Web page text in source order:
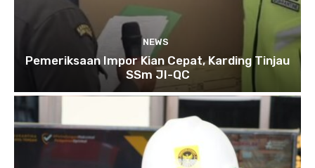
NEWS
Pemeriksaan Impor Kian Cepat, Karding Tinjau
SSm JI-QC